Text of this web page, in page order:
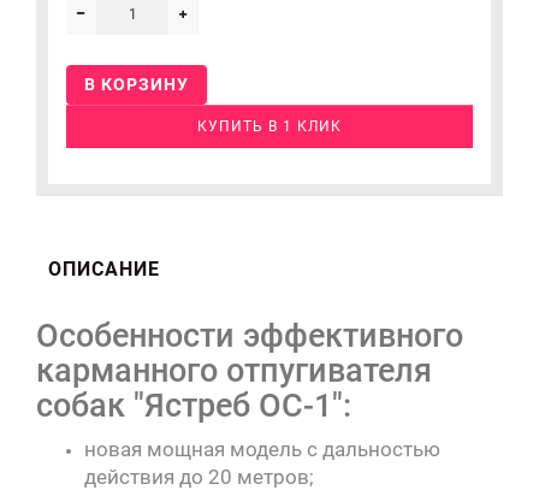
В КОРЗИНУ
КУПИТЬ В 1 КЛИК
ОПИСАНИЕ
Особенности эффективного
карманного отпугивателя
собак "Ястреб ОС-1":
новая мощная модель с дальностью
действия до 20 метров;